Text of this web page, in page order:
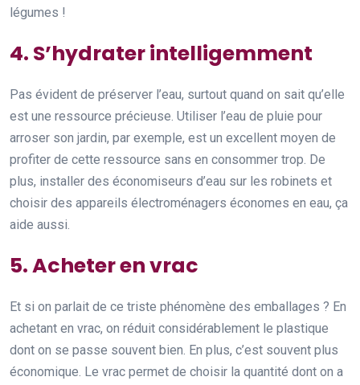
légumes !
4. S’hydrater intelligemment
Pas évident de préserver l’eau, surtout quand on sait qu’elle
est une ressource précieuse. Utiliser l’eau de pluie pour
arroser son jardin, par exemple, est un excellent moyen de
profiter de cette ressource sans en consommer trop. De
plus, installer des économiseurs d’eau sur les robinets et
choisir des appareils électroménagers économes en eau, ça
aide aussi.
5. Acheter en vrac
Et si on parlait de ce triste phénomène des emballages ? En
achetant en vrac, on réduit considérablement le plastique
dont on se passe souvent bien. En plus, c’est souvent plus
économique. Le vrac permet de choisir la quantité dont on a